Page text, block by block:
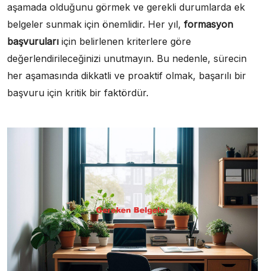
aşamada olduğunu görmek ve gerekli durumlarda ek
belgeler sunmak için önemlidir. Her yıl, formasyon
başvuruları için belirlenen kriterlere göre
değerlendirileceğinizi unutmayın. Bu nedenle, sürecin
her aşamasında dikkatli ve proaktif olmak, başarılı bir
başvuru için kritik bir faktördür.